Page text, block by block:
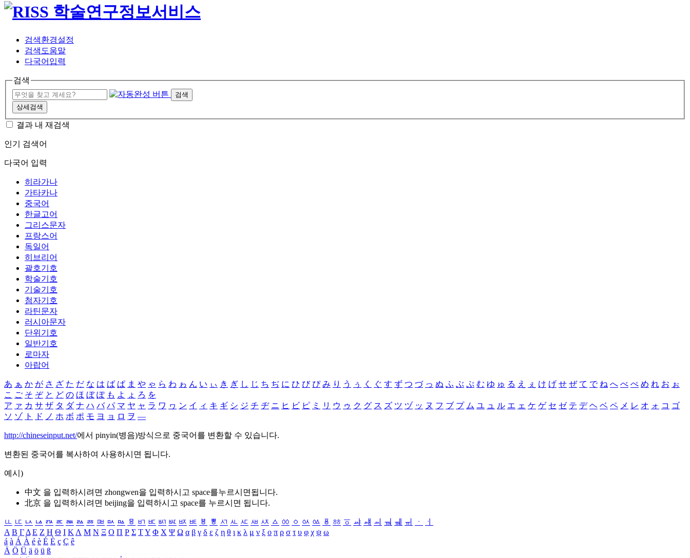
검색환경설정
검색도움말
다국어입력
검색
검색
상세검색
결과 내 재검색
인기 검색어
다국어 입력
히라가나
가타카나
중국어
한글고어
그리스문자
프랑스어
독일어
히브리어
괄호기호
학술기호
기술기호
첨자기호
라틴문자
러시아문자
단위기호
일반기호
로마자
아랍어
あ ぁ か が さ ざ た だ な は ば ぱ ま や ゃ ら わ ゎ ん い ぃ き ぎ し じ ち ぢ に ひ び ぴ み り う ぅ く ぐ す ず つ づ っ ぬ ふ ぶ ぷ む ゆ ゅ る え ぇ け げ せ ぜ て で ね へ べ ぺ め れ お ぉ
こ ご そ ぞ と ど の ほ ぼ ぽ も よ ょ ろ を
ア ァ カ サ ザ タ ダ ナ ハ バ パ マ ヤ ャ ラ ワ ヮ ン イ ィ キ ギ シ ジ チ ヂ ニ ヒ ビ ピ ミ リ ウ ゥ ク グ ス ズ ツ ヅ ッ ヌ フ ブ プ ム ユ ュ ル エ ェ ケ ゲ セ ゼ テ デ ヘ ベ ペ メ レ オ ォ コ ゴ
ソ ゾ ト ド ノ ホ ボ ポ モ ヨ ョ ロ ヲ ―
http://chineseinput.net/에서 pinyin(병음)방식으로 중국어를 변환할 수 있습니다.
변환된 중국어를 복사하여 사용하시면 됩니다.
예시)
中文 을 입력하시려면 zhongwen을 입력하시고 space를누르시면됩니다.
北京 을 입력하시려면 beijing을 입력하시고 space를 누르시면 됩니다.
ㅥ ㅦ ㅧ ㅨ ㅩ ㅪ ㅫ ㅬ ㅭ ㅮ ㅯ ㅰ ㅱ ㅲ ㅳ ㅴ ㅵ ㅶ ㅷ ㅸ ㅹ ㅺ ㅻ ㅼ ㅽ ㅾ ㅿ ㆀ ㆁ ㆂ ㆃ ㆄ ㆅ ㆆ ㆇ ㆈ ㆉ ㆊ ㆋ ㆌ ㆍ
ㆎ
Α Β ΓΔ Ε Ζ Η Θ Ι ΚΛ Μ Ν Ξ Ο Π Ρ Σ ΤΥ Φ Χ Ψ Ω α β γ δ ε ζ η θ ι κ λ μ ν ξ ο π ρ σ τ υ φ χ ψ ω
á à Á À é è É È ç Ç ê
Ä Ö Ü ä ö ü ß